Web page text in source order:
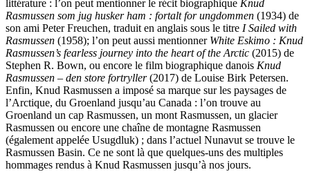
littérature : l’on peut mentionner le récit biographique Knud
Rasmussen som jug husker ham : fortalt for ungdommen (1934) de
son ami Peter Freuchen, traduit en anglais sous le titre I Sailed with
Rasmussen (1958); l’on peut aussi mentionner White Eskimo : Knud
Rasmussen’s fearless journey into the heart of the Arctic (2015) de
Stephen R. Bown, ou encore le film biographique danois Knud
Rasmussen – den store fortryller(2017) de Louise Birk Petersen.
Enfin, Knud Rasmussen a imposé sa marque sur les paysages de
l’Arctique, du Groenland jusqu’au Canada : l’on trouve au
Groenland un cap Rasmussen, un mont Rasmussen, un glacier
Rasmussen ou encore une chaîne de montagne Rasmussen
(également appelée Usugdluk) ; dans l’actuel Nunavut se trouve le
Rasmussen Basin. Ce ne sont là que quelques-uns des multiples
hommages rendus à Knud Rasmussen jusqu’à nos jours.